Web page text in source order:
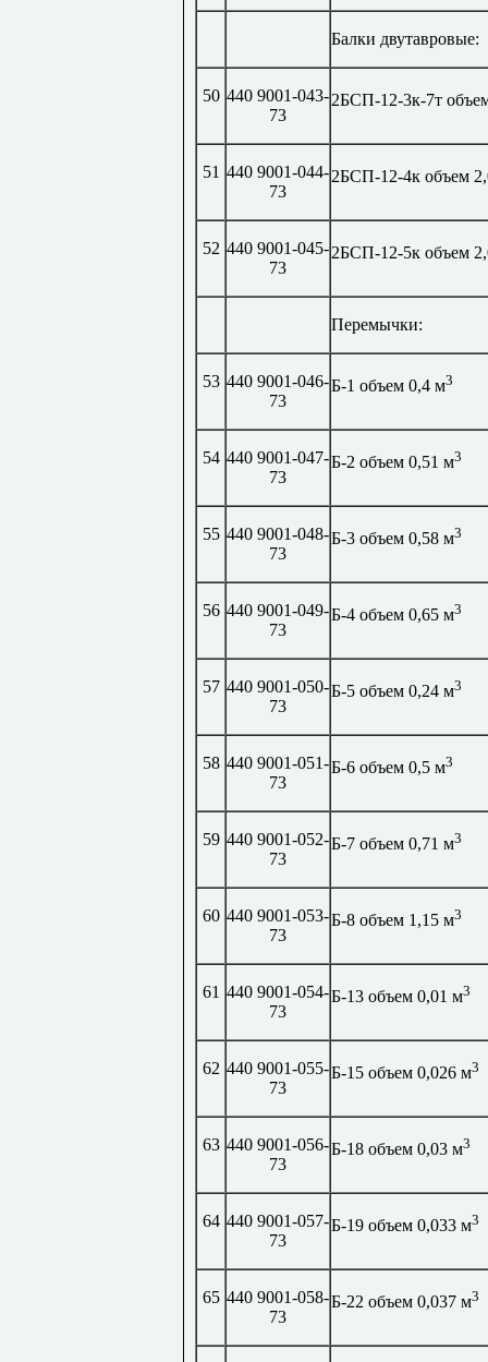
Балки двутавровые:
50 440 9001-043-
73
2БСП-12-3к-7т
51 440 9001-044-
73
2БСП-12-4к объем
52 440 9001-045-
73
2БСП-12-5к объем
Перемычки:
53 440 9001-046-
73
Б-1 объем 0,4 м3
54 440 9001-047-
73
Б-2 объем 0,51 м3
55 440 9001-048-
73
Б-3 объем 0,58 м3
56 440 9001-049-
73
Б-4 объем 0,65 м3
57 440 9001-050-
73
Б-5 объем 0,24 м3
58 440 9001-051-
73
Б-6 объем 0,5 м3
59 440 9001-052-
73
Б-7 объем 0,71 м3
60 440 9001-053-
73
Б-8 объем 1,15 м3
61 440 9001-054-
73
Б-13 объем 0,01 м3
62 440 9001-055-
73
Б-15 объем 0,026 м3
63 440 9001-056-
73
Б-18 объем 0,03 м3
64 440 9001-057-
73
Б-19 объем 0,033 м3
65 440 9001-058-
73
Б-22 объем 0,037 м3